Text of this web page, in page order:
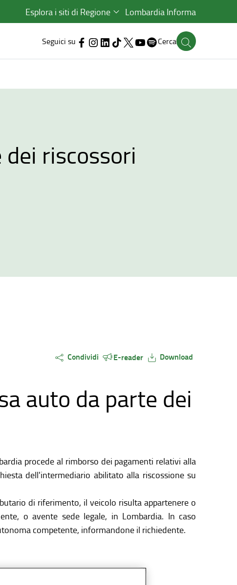
Esplora i siti di Regione Lombardia Informa
Seguici su Cerca
riscossori
Condividi E-reader Download
auto da parte dei
procede al rimborso dei pagamenti relativi alla
dell'intermediario abilitato alla riscossione su
di riferimento, il veicolo risulta appartenere o
o avente sede legale, in Lombardia. In caso
competente, informandone il richiedente.